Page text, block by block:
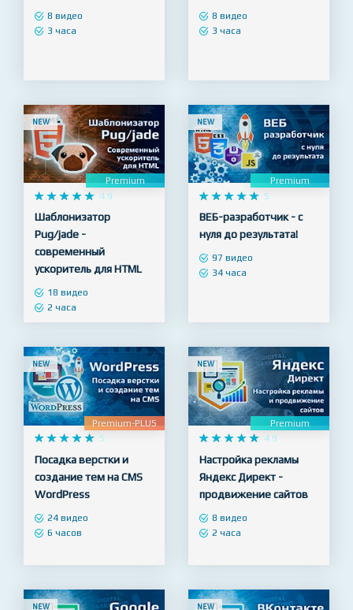
Основы HTML/CSS -
верстка сайтов с нуля
WordPress – Быстрый
старт!
NEW
Premium
   
   
Шаблонизатор
Pug/jade -
современный
ускоритель для HTML
2 часа
NEW
    
     5
ВЕБ-разработчик - с
нуля до результата!
NEW
Premium-PLUS
    
     5
создание тем на CMS
WordPress
NEW
    
     4.9
Настройка рекламы
Яндекс Директ -
продвижение сайтов